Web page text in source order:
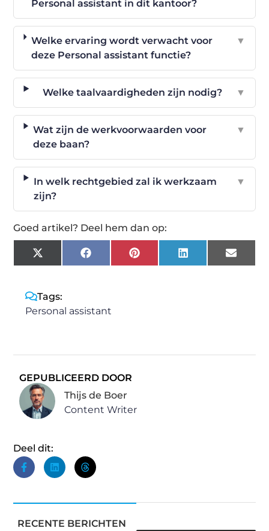
Personal assistant in dit kantoor?
Welke ervaring wordt verwacht voor
deze Personal assistant functie?
▼
Welke taalvaardigheden zijn nodig? ▼
Wat zijn de werkvoorwaarden voor
deze baan?
▼
In welk rechtgebied zal ik werkzaam
zijn?
▼
Goed artikel? Deel hem dan op:
X
(Twitter)
FacebookPinterestLinkedIn Email
Tags:
Personal assistant
GEPUBLICEERD DOOR
Thijs de Boer
Content Writer
Deel dit:
RECENTE BERICHTEN